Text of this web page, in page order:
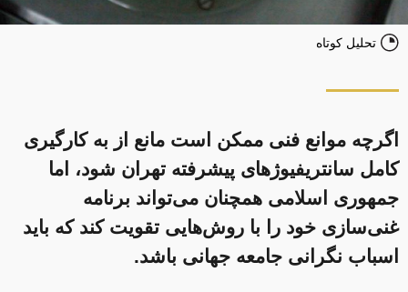
تحلیل کوتاه
اگرچه موانع فنی ممکن است مانع از به کارگیری
کامل سانتریفیوژهای پیشرفته تهران شود، اما
جمهوری اسلامی همچنان می‌تواند برنامه
غنی‌سازی خود را با روش‌هایی تقویت کند که باید
اسباب نگرانی جامعه جهانی باشد.